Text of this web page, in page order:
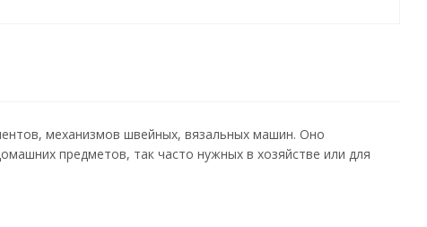
механизмов швейных, вязальных машин. Оно
предметов, так часто нужных в хозяйстве или для